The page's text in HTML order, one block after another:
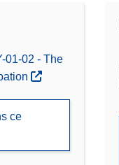
01-02 - The
ce